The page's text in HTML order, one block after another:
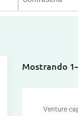
Mostrando
Venture